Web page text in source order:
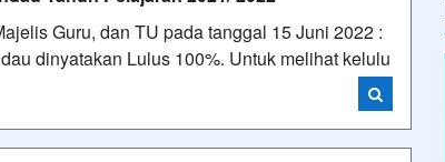
Guru, dan TU pada tanggal 15 Juni 2022 :
dinyatakan Lulus 100%. Untuk melihat kelulu